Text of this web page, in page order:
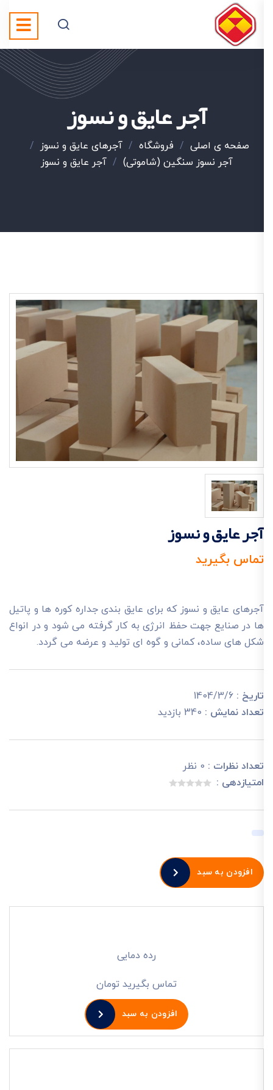
آجر عایق و نسوز
صفحه ی اصلی/فروشگاه/آجرهای عایق و نسوز/
آجر نسوز سنگین (شاموتی)/آجر عایق و نسوز
آجر عایق و نسوز
تماس بگیرید
آجرهای عایق و نسوز که برای عایق بندی جداره کوره ها و پاتیل
ها در صنایع جهت حفظ انرژی به کار گرفته می شود و در انواع
شکل های ساده، کمانی و گوه ای تولید و عرضه می گردد.
تاریخ : 1404/3/6
تعداد نمایش :
340 بازدید
تعداد نظرات : 0 نظر
امتیازدهی :
افزودن به سبد
رده دمایی
تماس بگیرید تومان
افزودن به سبد